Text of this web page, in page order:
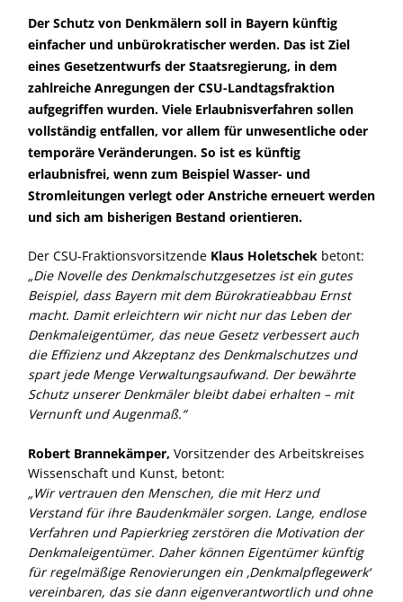
Der Schutz von Denkmälern soll in Bayern künftig
einfacher und unbürokratischer werden. Das ist Ziel
eines Gesetzentwurfs der Staatsregierung, in dem
zahlreiche Anregungen der CSU-Landtagsfraktion
aufgegriffen wurden. Viele Erlaubnisverfahren sollen
vollständig entfallen, vor allem für unwesentliche oder
temporäre Veränderungen. So ist es künftig
erlaubnisfrei, wenn zum Beispiel Wasser- und
Stromleitungen verlegt oder Anstriche erneuert werden
und sich am bisherigen Bestand orientieren.
Der CSU-Fraktionsvorsitzende Klaus Holetschek betont:
Die Novelle des Denkmalschutzgesetzes ist ein gutes
Beispiel, dass Bayern mit dem Bürokratieabbau Ernst
macht. Damit erleichtern wir nicht nur das Leben der
Denkmaleigentümer, das neue Gesetz verbessert auch
die Effizienz und Akzeptanz des Denkmalschutzes und
spart jede Menge Verwaltungsaufwand. Der bewährte
Schutz unserer Denkmäler bleibt dabei erhalten – mit
Vernunft und Augenmaß.“
Robert Brannekämper, Vorsitzender des Arbeitskreises
Wissenschaft und Kunst, betont:
Wir vertrauen den Menschen, die mit Herz und
Verstand für ihre Baudenkmäler sorgen. Lange, endlose
Verfahren und Papierkrieg zerstören die Motivation der
Denkmaleigentümer. Daher können Eigentümer künftig
für regelmäßige Renovierungen ein ‚Denkmalpflegewerk‘
vereinbaren, das sie dann eigenverantwortlich und ohne